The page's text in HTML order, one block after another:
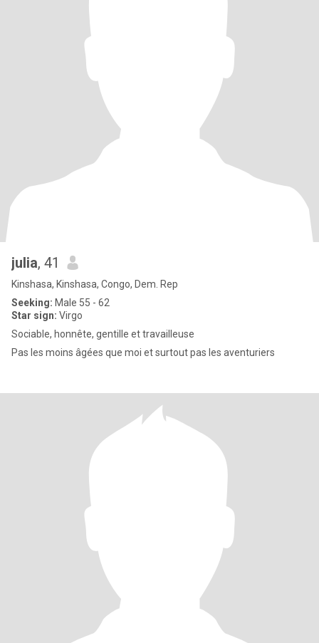
julia, 41
Kinshasa, Kinshasa, Congo, Dem. Rep
Seeking: Male 55 - 62
Star sign: Virgo
Sociable, honnête, gentille et travailleuse
Pas les moins âgées que moi et surtout pas les aventuriers